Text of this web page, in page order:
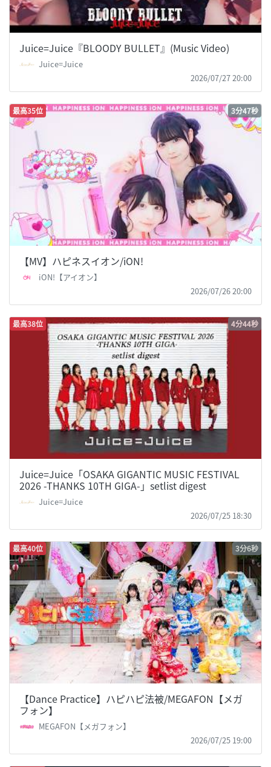
Juice=Juice『BLOODY BULLET』(Music Video)
Juice=Juice
2026/07/27 20:00
最高35位 3分47秒
【MV】ハピネスイオン/iON!
iON!【アイオン】
2026/07/26 20:00
最高38位 4分44秒
Juice=Juice「OSAKA GIGANTIC MUSIC FESTIVAL
2026 -THANKS 10TH GIGA-」setlist digest
Juice=Juice
2026/07/25 18:30
最高40位 3分6秒
【Dance Practice】ハピハピ法被/MEGAFON【メガ
フォン】
MEGAFON【メガフォン】
2026/07/25 19:00